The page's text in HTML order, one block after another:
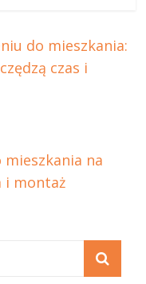
do mieszkania:
czas i
mieszkania na
i montaż